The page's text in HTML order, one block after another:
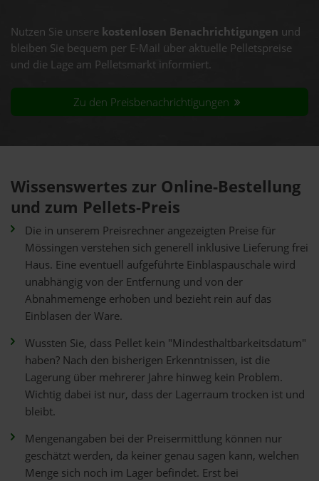
Nutzen Sie unsere kostenlosen Benachrichtigungen und
bleiben Sie bequem per E-Mail über aktuelle Pelletspreise
und die Lage am Pelletsmarkt informiert.
Zu den Preisbenachrichtigungen
Wissenswertes zur Online-Bestellung
und zum Pellets-Preis
Die in unserem Preisrechner angezeigten Preise für
Mössingen verstehen sich generell inklusive Lieferung frei
Haus. Eine eventuell aufgeführte Einblaspauschale wird
unabhängig von der Entfernung und von der
Abnahmemenge erhoben und bezieht rein auf das
Einblasen der Ware.
Wussten Sie, dass Pellet kein "Mindesthaltbarkeitsdatum"
haben? Nach den bisherigen Erkenntnissen, ist die
Lagerung über mehrerer Jahre hinweg kein Problem.
Wichtig dabei ist nur, dass der Lagerraum trocken ist und
bleibt.
Mengenangaben bei der Preisermittlung können nur
geschätzt werden, da keiner genau sagen kann, welchen
Menge sich noch im Lager befindet. Erst bei